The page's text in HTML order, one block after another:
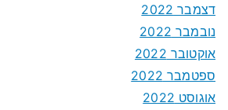
דצמבר 2022
נובמבר 2022
אוקטובר 2022
ספטמבר 2022
אוגוסט 2022